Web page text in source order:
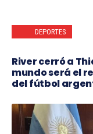
DEPORTES
River cerró a
mundo será el
del fútbol